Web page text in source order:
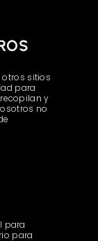
otros sitios
para
y
no
para
para